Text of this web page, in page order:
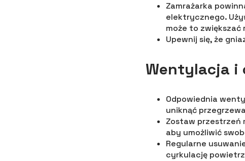
Zamrażarka
elektrycznego.
może to
Upewnij się, że
Wentylacja i
Odpowiednia
uniknąć
Zostaw przestrzeń
aby umożliwić
Regularne
cyrkulację